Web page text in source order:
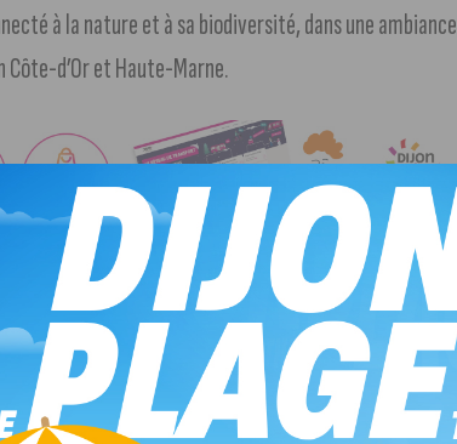
à la nature et à sa biodiversité, dans une ambiance
d’Or et Haute-Marne.
:calligraphie des paysages
Charbonnières (9 rue du Val Clavin à Auberive) :